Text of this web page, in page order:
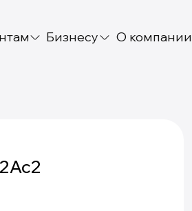
Бизнесу О компании